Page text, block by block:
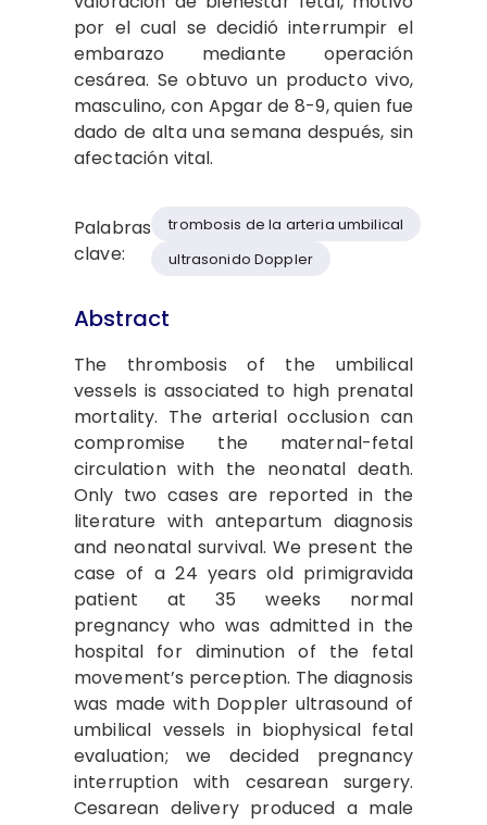
por el cual se decidió interrumpir el
embarazo mediante operación
cesárea. Se obtuvo un producto vivo,
masculino, con Apgar de 8-9, quien fue
dado de alta una semana después, sin
afectación vital.
Palabras
clave:
trombosis de la arteria umbilical
ultrasonido Doppler
Abstract
The thrombosis of the umbilical
vessels is associated to high prenatal
mortality. The arterial occlusion can
compromise the maternal-fetal
circulation with the neonatal death.
Only two cases are reported in the
literature with antepartum diagnosis
and neonatal survival. We present the
case of a 24 years old primigravida
patient at 35 weeks normal
pregnancy who was admitted in the
hospital for diminution of the fetal
movement’s perception. The diagnosis
was made with Doppler ultrasound of
umbilical vessels in biophysical fetal
evaluation; we decided pregnancy
interruption with cesarean surgery.
Cesarean delivery produced a male